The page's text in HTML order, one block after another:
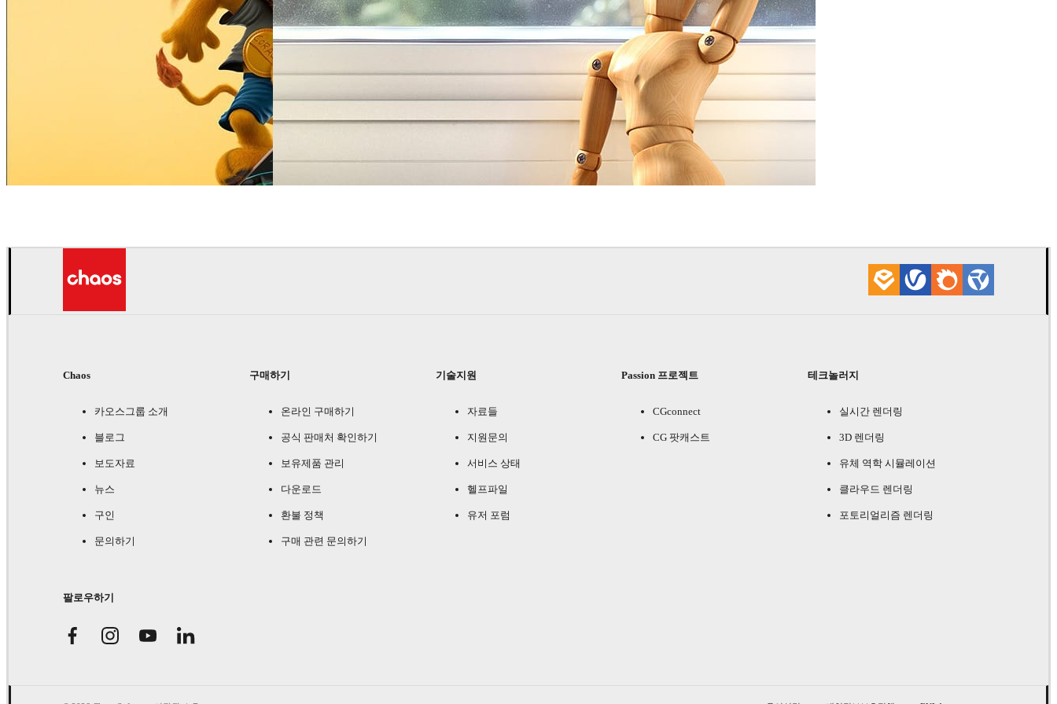
Chaos
카오스그룹 소개
블로그
보도자료
뉴스
구인
문의하기
구매하기
온라인 구매하기
공식 판매처 확인하기
보유제품 관리
다운로드
환불 정책
구매 관련 문의하기
기술지원
자료들
지원문의
서비스 상태
헬프파일
유저 포럼
Passion 프로젝트
CGconnect
CG 팟캐스트
테크놀러지
실시간 렌더링
3D 렌더링
유체 역학 시뮬레이션
클라우드 렌더링
포토리얼리즘 렌더링
팔로우하기